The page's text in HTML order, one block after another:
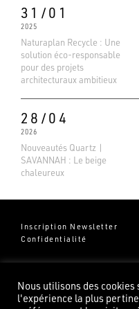
31/01
2025
Naturaplan Recycle : Une
solution éco-responsable
pour des projets
architecturaux ambitieux
28/04
2026
Nouveautés Quartz |
SAVANNAH : Le beige
chaleureux
Inscription Newsletter
Confidentialité
Groupe Pierredeplan
82100 Castelsarrasin
Nous utilisons des
l'expérience la plus